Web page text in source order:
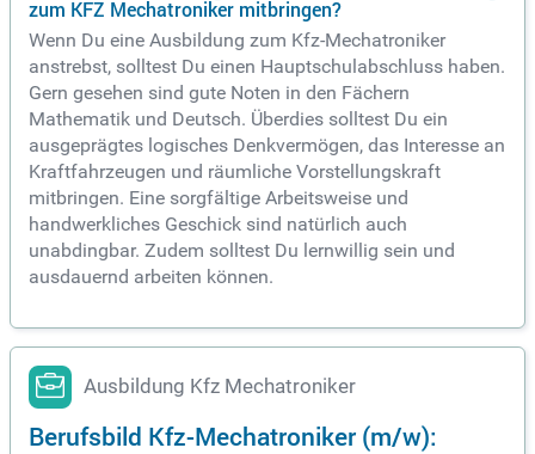
zum KFZ Mechatroniker mitbringen?
Wenn Du eine Ausbildung zum Kfz-Mechatroniker
anstrebst, solltest Du einen Hauptschulabschluss haben.
Gern gesehen sind gute Noten in den Fächern
Mathematik und Deutsch. Überdies solltest Du ein
ausgeprägtes logisches Denkvermögen, das Interesse an
Kraftfahrzeugen und räumliche Vorstellungskraft
mitbringen. Eine sorgfältige Arbeitsweise und
handwerkliches Geschick sind natürlich auch
unabdingbar. Zudem solltest Du lernwillig sein und
ausdauernd arbeiten können.
Ausbildung Kfz Mechatroniker
Berufsbild Kfz-Mechatroniker (m/w):